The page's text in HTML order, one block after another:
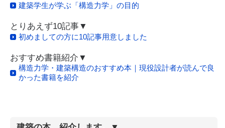
建築学生が学ぶ「構造力学」の目的
とりあえず10記事▼
初めましての方に10記事用意しました
おすすめ書籍紹介▼
構造力学・建築構造のおすすめ本｜現役設計者が読んで良
かった書籍を紹介